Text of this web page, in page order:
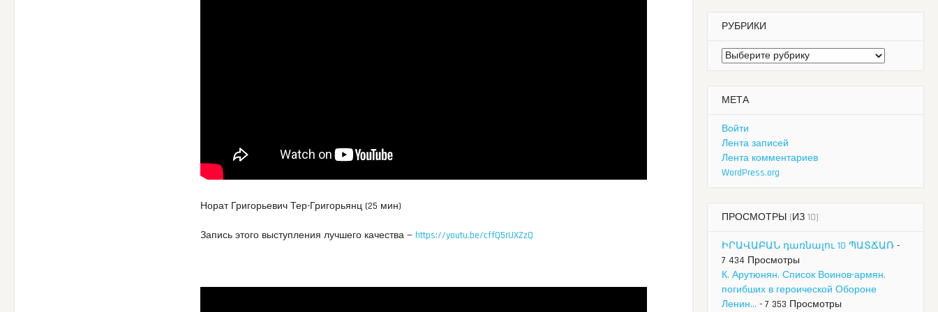
Норат Григорьевич Тер-Григорьянц (25 мин)
Запись этого выступления лучшего качества — https://youtu.be/cffQ5rUXZzQ
РУБРИКИ
Рубрики
МЕТА
Войти
Лента записей
Лента комментариев
WordPress.org
ПРОСМОТРЫ (ИЗ 10)
ԻՐԱՎԱԲԱՆ դառնալու 10 ՊԱՏՃԱՌ -
7 434 Просмотры
К. Арутюнян. Список Воинов-армян,
погибших в героической Обороне
Ленин... - 7 353 Просмотры